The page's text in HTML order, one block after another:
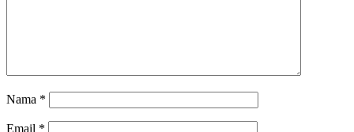
Nama *
Email *